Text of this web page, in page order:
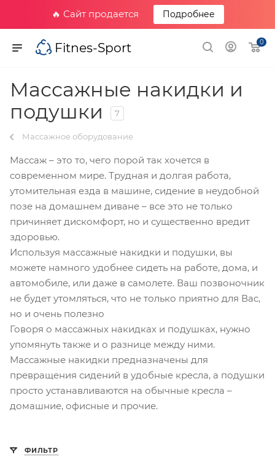
🔥 Сайт продается Подробнее
Fitnes-Sport 0
Массажные накидки и
подушки
7
Массажное оборудование
Массаж – это то, чего порой так хочется в
современном мире. Трудная и долгая работа,
утомительная езда в машине, сидение в неудобной
позе на домашнем диване – все это не только
причиняет дискомфорт, но и существенно вредит
здоровью.
Используя массажные накидки и подушки, вы
можете намного удобнее сидеть на работе, дома, и
автомобиле, или даже в самолете. Ваш позвоночник
не будет утомляться, что не только приятно для Вас,
но и очень полезно
Говоря о массажных накидках и подушках, нужно
упомянуть также и о разнице между ними.
Массажные накидки предназначены для
превращения сидений в удобные кресла, а подушки
просто устанавливаются на обычные кресла –
домашние, офисные и прочие.
ФИЛЬТР